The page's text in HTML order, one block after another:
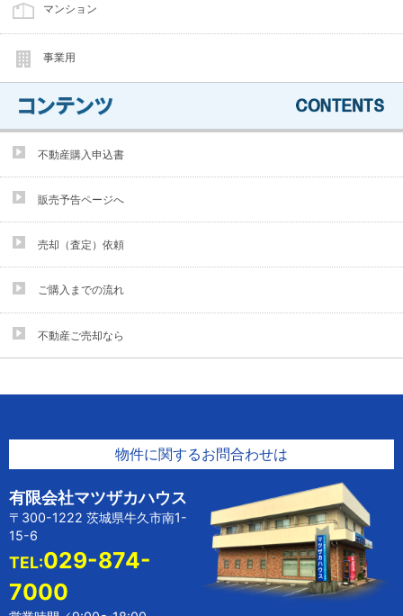
マンション
事業用
不動産購入申込書
販売予告ページへ
売却（査定）依頼
ご購入までの流れ
不動産ご売却なら
物件に関するお問合わせは
有限会社マツザカハウス
〒300-1222 茨城県牛久市南1-
15-6
TEL:029-874-
7000